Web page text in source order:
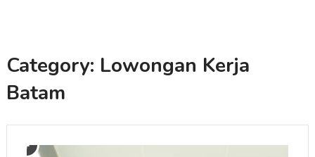
Category: Lowongan Kerja
Batam